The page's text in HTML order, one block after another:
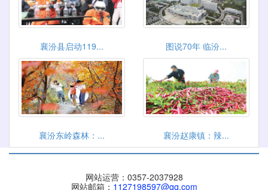
襄汾县启动119... 图说70年 临汾...
襄汾东岭森林：... 襄汾赵康镇：辣...
网站运营：0357-2037928
网站邮箱： 1127198597@qq.com